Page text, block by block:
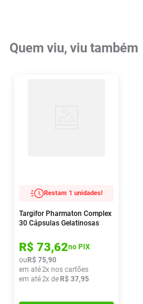
Quem viu, viu também
Restam 1 unidades!
Targifor Pharmaton Complex
30 Cápsulas Gelatinosas
R$ 73,62no PIX
ouR$ 75,90
em até2x nos cartões
em até2x deR$ 37,95